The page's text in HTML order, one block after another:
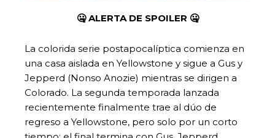
🤐 ALERTA DE SPOILER 🤐
La colorida serie postapocalíptica comienza en
una casa aislada en Yellowstone y sigue a Gus y
Jepperd (Nonso Anozie) mientras se dirigen a
Colorado. La segunda temporada lanzada
recientemente finalmente trae al dúo de
regreso a Yellowstone, pero solo por un corto